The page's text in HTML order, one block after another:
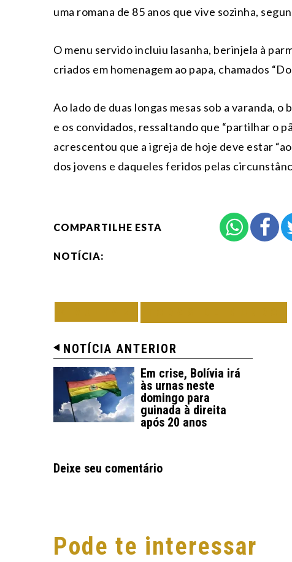
uma romana de 85 anos que vive sozinha,
O menu servido incluiu lasanha, berinjela à
criados em homenagem ao papa, chamados
Ao lado de duas longas mesas sob a varanda,
e os convidados, ressaltando que “partilhar o
acrescentou que a igreja de hoje deve estar
dos jovens e daqueles feridos pelas
COMPARTILHE ESTA
NOTÍCIA:
NOTÍCIA ANTERIOR
Em crise, Bolívia irá
às urnas neste
domingo para
guinada à direita
após 20 anos
Deixe seu comentário
Pode te interessar